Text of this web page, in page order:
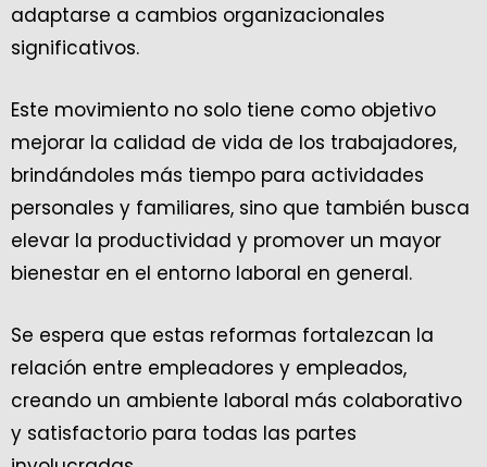
adaptarse a cambios organizacionales
significativos.
Este movimiento no solo tiene como objetivo
mejorar la calidad de vida de los trabajadores,
brindándoles más tiempo para actividades
personales y familiares, sino que también busca
elevar la productividad y promover un mayor
bienestar en el entorno laboral en general.
Se espera que estas reformas fortalezcan la
relación entre empleadores y empleados,
creando un ambiente laboral más colaborativo
y satisfactorio para todas las partes